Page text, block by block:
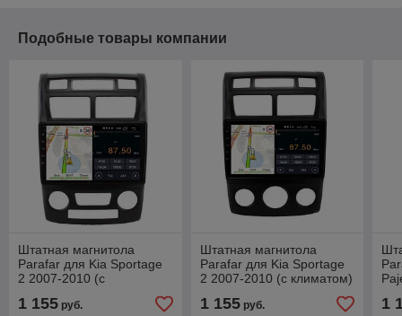
Подобные товары компании
Штатная магнитола
Parafar для Kia Sportage
2 2007-2010 (с
Android 14 (4/6Gb/4G)
1 155 руб.
Штатная магнитола
Parafar для Kia Sportage
2 2007-2010 (с климатом)
на Android 14 (4/6Gb/4G)
1 155руб. 1